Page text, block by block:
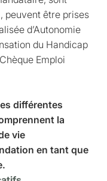
peuvent être prises
d’Autonomie
du Handicap
Emploi
différentes
la
vie
en tant que